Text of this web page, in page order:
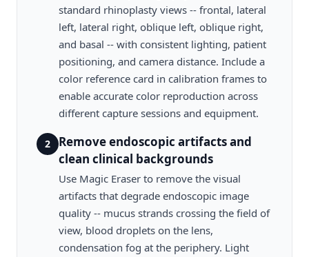
standard rhinoplasty views -- frontal, lateral
left, lateral right, oblique left, oblique right,
and basal -- with consistent lighting, patient
positioning, and camera distance. Include a
color reference card in calibration frames to
enable accurate color reproduction across
different capture sessions and equipment.
2
Remove endoscopic artifacts and
clean clinical backgrounds
Use Magic Eraser to remove the visual
artifacts that degrade endoscopic image
quality -- mucus strands crossing the field of
view, blood droplets on the lens,
condensation fog at the periphery. Light